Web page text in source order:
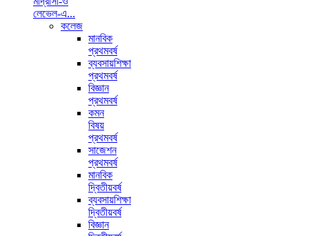
লেভেল-এ...
কলেজ
মানবিক
প্রথমবর্ষ
ব্যবসায়শিক্ষা
প্রথমবর্ষ
বিজ্ঞান
প্রথমবর্ষ
কমন
বিষয়
প্রথমবর্ষ
সাজেশন
প্রথমবর্ষ
মানবিক
দ্বিতীয়বর্ষ
ব্যবসায়শিক্ষা
দ্বিতীয়বর্ষ
বিজ্ঞান